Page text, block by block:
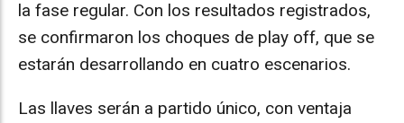
la fase regular. Con los resultados registrados,
se confirmaron los choques de play off, que se
estarán desarrollando en cuatro escenarios.
Las llaves serán a partido único, con ventaja